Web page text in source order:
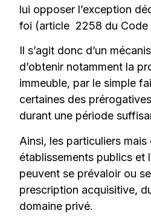
lui opposer l’exception
foi (article 2258 du Code
Il s’agit donc d’un
d’obtenir notamment la
immeuble, par le simple
certaines des
durant une période
Ainsi, les particuliers mais
établissements publics et
peuvent se prévaloir ou
prescription acquisitive,
domaine privé.